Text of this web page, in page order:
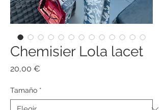
Chemisier Lola lacet
20,00 €
Tamaño *